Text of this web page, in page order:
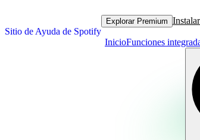
Sitio de Ayuda de Spotify
Explorar Premium
InicioFunciones